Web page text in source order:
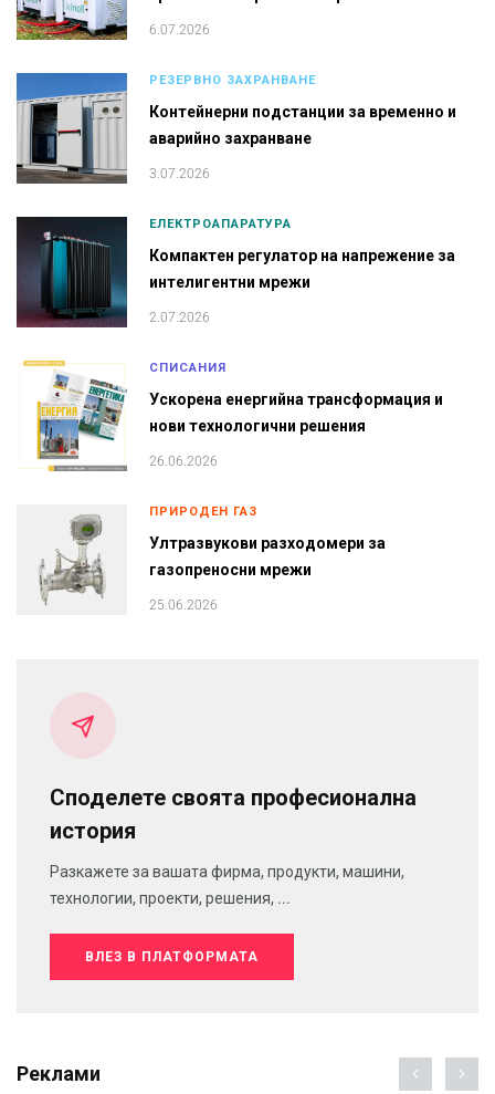
6.07.2026
РЕЗЕРВНО ЗАХРАНВАНЕ
Контейнерни подстанции за временно и
аварийно захранване
3.07.2026
ЕЛЕКТРОАПАРАТУРА
Компактен регулатор на напрежение за
интелигентни мрежи
2.07.2026
СПИСАНИЯ
Ускорена енергийна трансформация и
нови технологични решения
26.06.2026
ПРИРОДЕН ГАЗ
Ултразвукови разходомери за
газопреносни мрежи
25.06.2026
Споделете своята професионална
история
Разкажете за вашата фирма, продукти, машини,
технологии, проекти, решения, ...
ВЛЕЗ В ПЛАТФОРМАТА
Реклами